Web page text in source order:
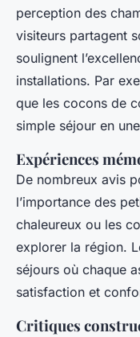
perception des
visiteurs partagent
soulignent
installations. Par
que les cocons de
simple séjour en une
Expériences
De nombreux avis
l’importance des
chaleureux ou les
explorer la région.
séjours où chaque
satisfaction et
Critiques